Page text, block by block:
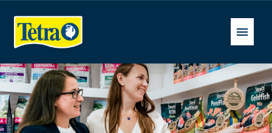
Deutsch
Stellenangebote